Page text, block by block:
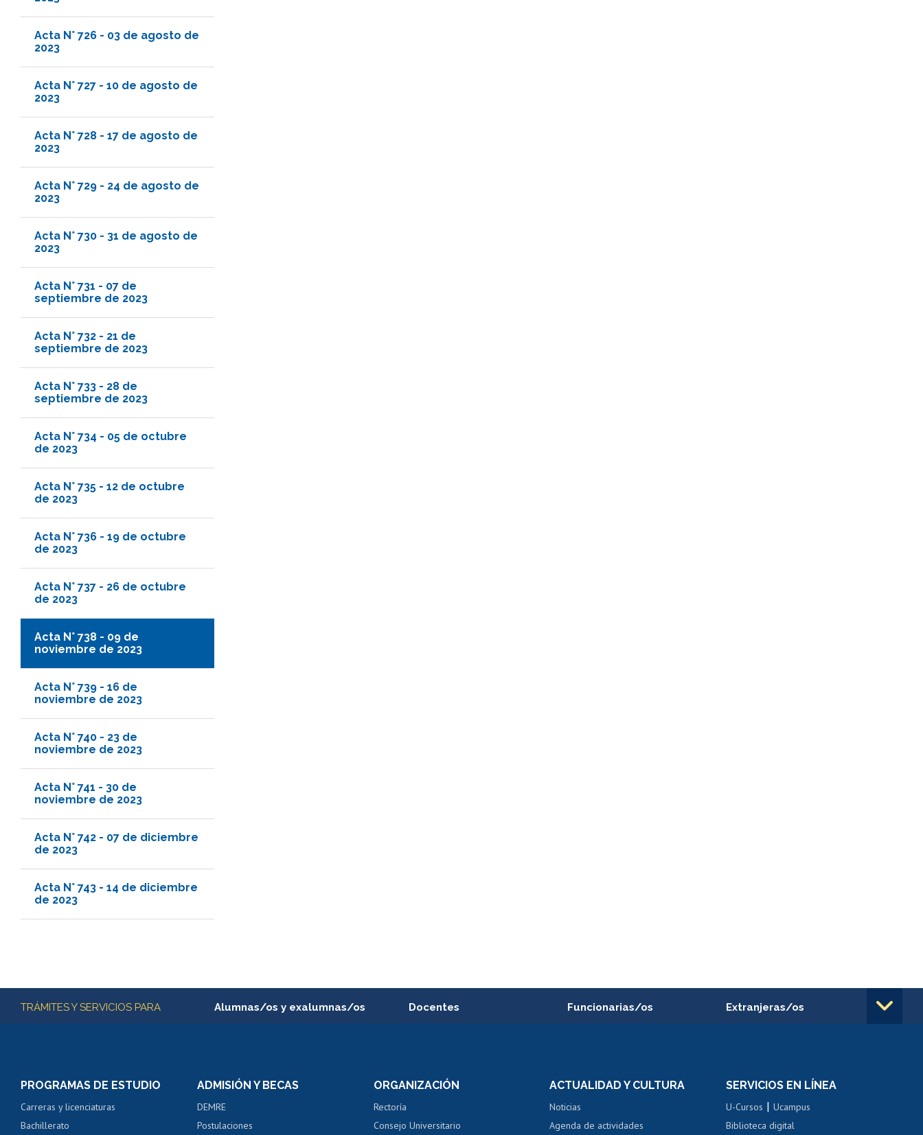
Acta N° 726 - 03 de agosto de
2023
Acta N° 727 - 10 de agosto de
2023
Acta N° 728 - 17 de agosto de
2023
Acta N° 729 - 24 de agosto de
2023
Acta N° 730 - 31 de agosto de
2023
Acta N° 731 - 07 de
septiembre de 2023
Acta N° 732 - 21 de
septiembre de 2023
Acta N° 733 - 28 de
septiembre de 2023
Acta N° 734 - 05 de octubre
de 2023
Acta N° 735 - 12 de octubre
de 2023
Acta N° 736 - 19 de octubre
de 2023
Acta N° 737 - 26 de octubre
de 2023
Acta N° 738 - 09 de
noviembre de 2023
Acta N° 739 - 16 de
noviembre de 2023
Acta N° 740 - 23 de
noviembre de 2023
Acta N° 741 - 30 de
noviembre de 2023
Acta N° 742 - 07 de diciembre
de 2023
Acta N° 743 - 14 de diciembre
de 2023
Más información
TRÁMITES Y SERVICIOS PARA Alumnas/os y exalumnas/os
Servicio médico y dental
Docentes
Perfeccionamiento
Evaluación docente
Funcionarias/os
Portal de movilidad interna
Certificado de renta
Certificado de renta
Extranjeras/os
Cursos de español
PROGRAMAS DE ESTUDIO
Carreras y licenciaturas
Bachillerato
ADMISIÓN Y BECAS
DEMRE
Postulaciones
ORGANIZACIÓN
Rectoría
Consejo Universitario
ACTUALIDAD Y CULTURA
Noticias
Agenda de actividades
SERVICIOS EN LÍNEA
U-Cursos |Ucampus
Biblioteca digital